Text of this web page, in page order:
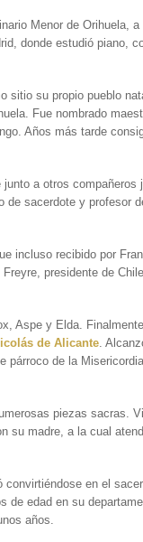
Menor de Orihuela,
donde estudió piano,
sitio su propio pueblo
Fue nombrado
Años más tarde
a otros compañeros
de sacerdote y profesor
incluso recibido por
presidente de
Aspe y Elda.
de Alicante.
párroco de la
piezas sacras.
su madre, a la cual
convirtiéndose en el
de edad en su
años.